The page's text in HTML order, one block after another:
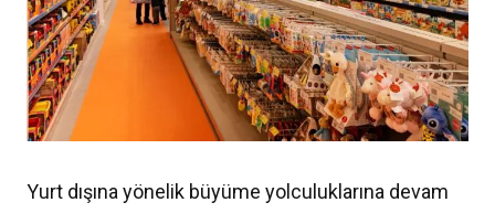
Yurt dışına yönelik büyüme yolculuklarına devam